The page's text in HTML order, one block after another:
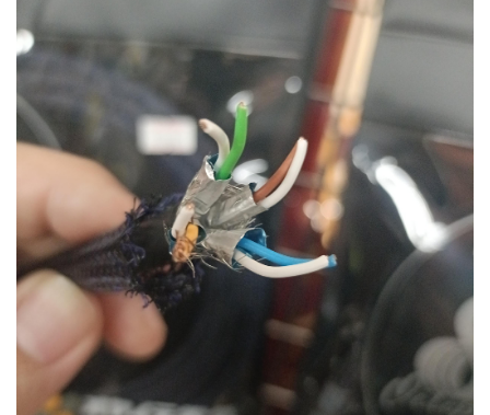
ウクレレ
パーカッション
キーボード 電子ピアノ
管楽器 その他楽器
アンプ